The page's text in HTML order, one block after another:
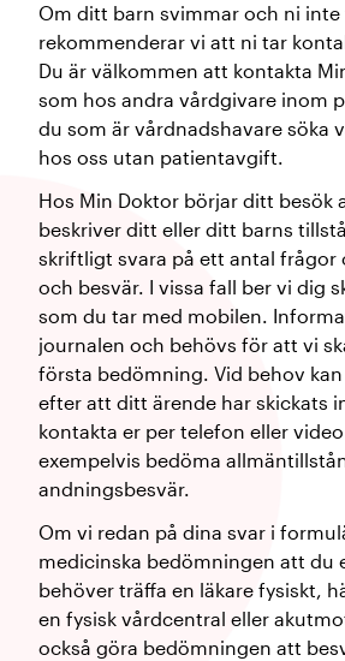
Om ditt barn svimmar och ni inte
rekommenderar vi att ni tar
Du är välkommen att kontakta
som hos andra vårdgivare inom
du som är vårdnadshavare söka
hos oss utan patientavgift.
Hos Min Doktor börjar ditt besök
beskriver ditt eller ditt barns
skriftligt svara på ett antal frågor
och besvär. I vissa fall ber vi dig
som du tar med mobilen.
journalen och behövs för att vi
första bedömning. Vid behov kan
efter att ditt ärende har skickats
kontakta er per telefon eller
exempelvis bedöma
andningsbesvär.
Om vi redan på dina svar i
medicinska bedömningen att du
behöver träffa en läkare fysiskt,
en fysisk vårdcentral eller
också göra bedömningen att